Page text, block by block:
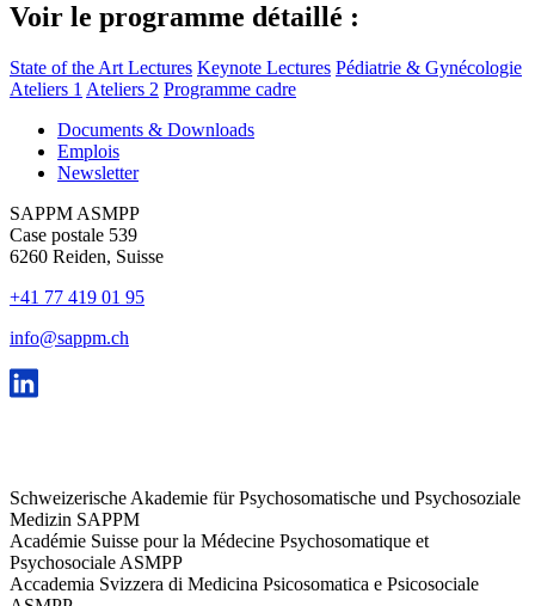
Voir le programme détaillé :
State of the Art Lectures Keynote Lectures Pédiatrie & Gynécologie
Ateliers 1 Ateliers 2 Programme cadre
Documents & Downloads
Emplois
Newsletter
SAPPM ASMPP
Case postale 539
6260 Reiden, Suisse
+41 77 419 01 95
info@sappm.ch
Schweizerische Akademie für Psychosomatische und Psychosoziale
Medizin SAPPM
Académie Suisse pour la Médecine Psychosomatique et
Psychosociale ASMPP
Accademia Svizzera di Medicina Psicosomatica e Psicosociale